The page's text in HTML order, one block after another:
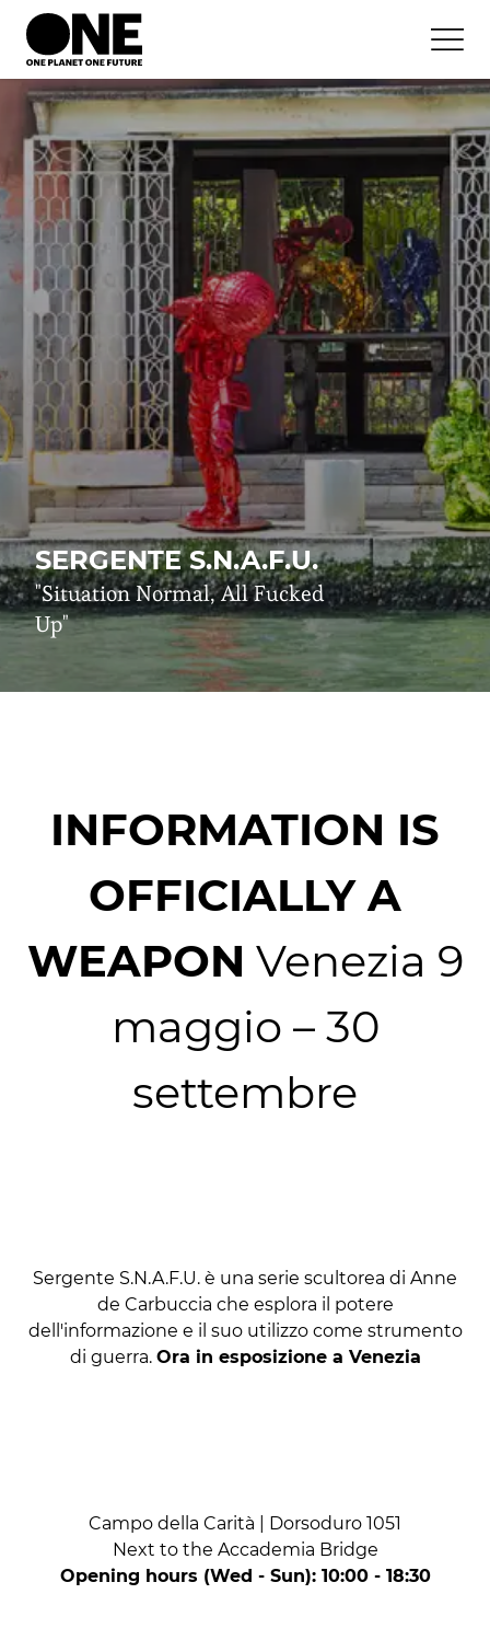
SERGENTE S.N.A.F.U.
"Situation Normal, All Fucked
Up"
INFORMATION IS
OFFICIALLY A
WEAPON Venezia 9
maggio – 30
settembre
Sergente S.N.A.F.U. è una serie scultorea di Anne
de Carbuccia che esplora il potere
dell'informazione e il suo utilizzo come strumento
di guerra. Ora in esposizione a Venezia
Campo della Carità | Dorsoduro 1051
Next to the Accademia Bridge
Opening hours (Wed - Sun): 10:00 - 18:30